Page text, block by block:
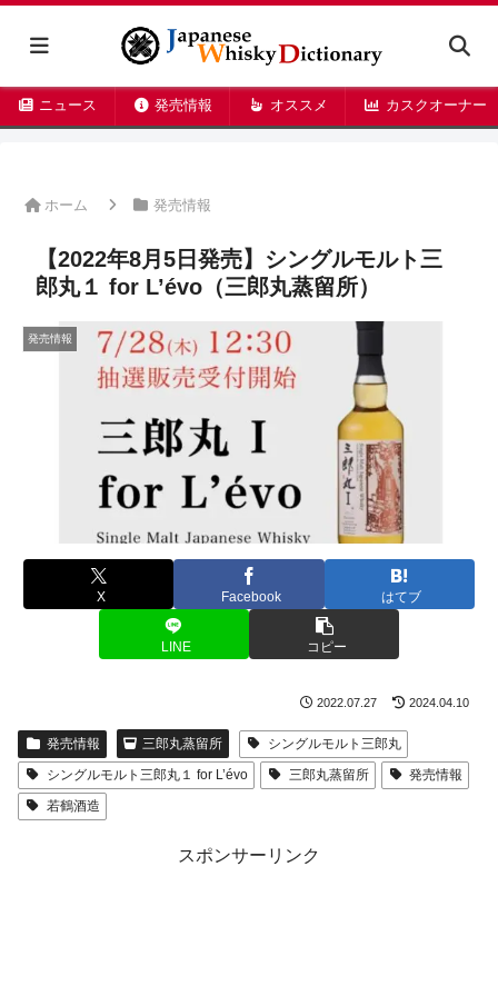
ニュース 発売情報 オススメ カスクオーナー
ホーム 発売情報
【2022年8月5日発売】シングルモルト三
郎丸１ for L’évo（三郎丸蒸留所）
発売情報
X Facebook はてブ
LINE コピー
2022.07.27 2024.04.10
発売情報 三郎丸蒸留所
シングルモルト三郎丸
シングルモルト三郎丸１ for L’évo
三郎丸蒸留所
発売情報
若鶴酒造
スポンサーリンク